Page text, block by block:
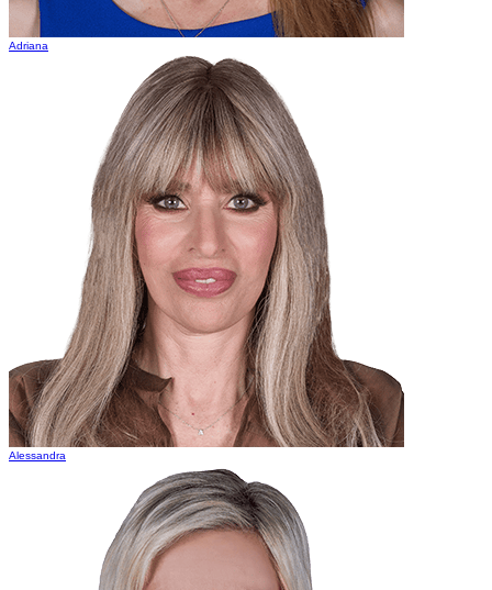
Adriana
Alessandra